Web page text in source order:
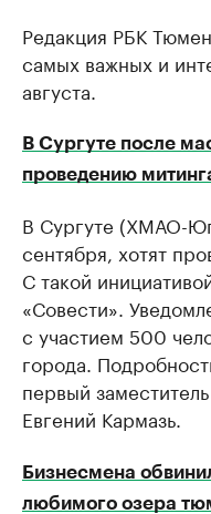
Редакция РБК
самых важных и
августа.
В Сургуте после
проведению
В Сургуте (ХМАО-
сентября, хотят
С такой
«Совести».
с участием 500
города.
первый
Евгений Кармазь.
Бизнесмена
любимого озера